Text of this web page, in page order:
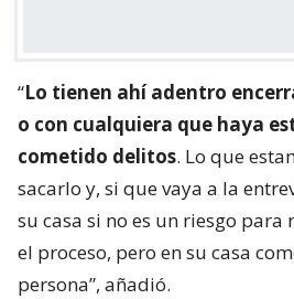
“Lo tienen ahí adentro
o con cualquiera que haya
cometido delitos. Lo que
sacarlo y, si que vaya a la
su casa si no es un riesgo para
el proceso, pero en su casa
persona”, añadió.